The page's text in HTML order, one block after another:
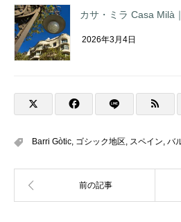
カサ・ミラ Casa Milà
2026年3月4日
Barri Gòtic, ゴシック地区, スペイン, バ